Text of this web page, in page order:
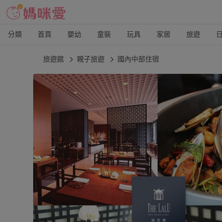
分類 首頁 嬰幼 童裝 玩具 家居 旅遊
旅遊館 親子旅遊 國內中部住宿